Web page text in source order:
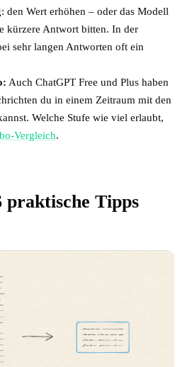
den Wert erhöhen – oder das Modell
kürzere Antwort bitten. In der
sehr langen Antworten oft ein
Auch ChatGPT Free und Plus haben
du in einem Zeitraum mit den
Welche Stufe wie viel erlaubt,
Vergleich.
praktische Tipps